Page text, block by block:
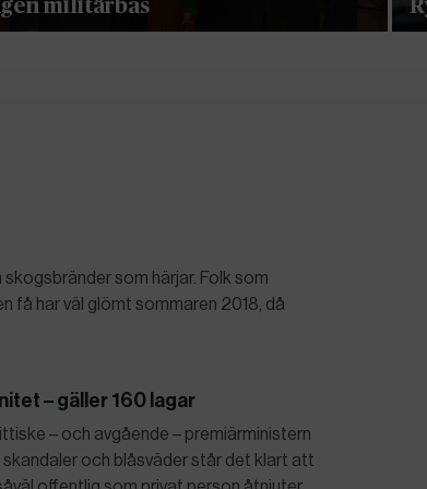
militärbas
som härjar. Folk som
få har väl glömt sommaren 2018, då
– gäller 160 lagar
– och avgående – premiärministern
och blåsväder står det klart att